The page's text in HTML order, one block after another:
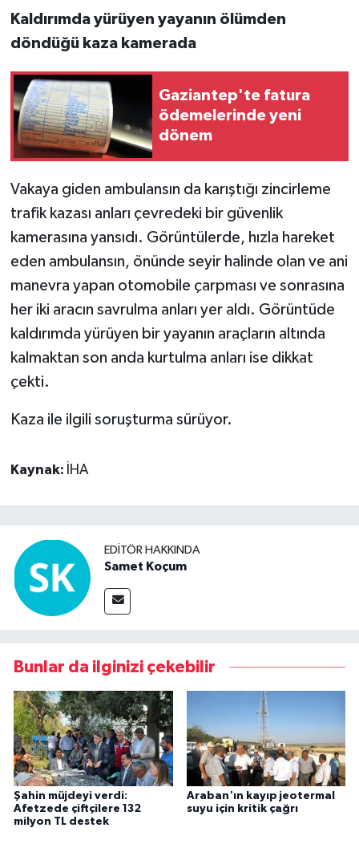
Kaldırımda yürüyen yayanın ölümden
döndüğü kaza kamerada
Gaziantep'te fatura
ödemelerinde yeni
dönem
Vakaya giden ambulansın da karıştığı zincirleme
trafik kazası anları çevredeki bir güvenlik
kamerasına yansıdı. Görüntülerde, hızla hareket
eden ambulansın, önünde seyir halinde olan ve ani
manevra yapan otomobile çarpması ve sonrasına
her iki aracın savrulma anları yer aldı. Görüntüde
kaldırımda yürüyen bir yayanın araçların altında
kalmaktan son anda kurtulma anları ise dikkat
çekti.
Kaza ile ilgili soruşturma sürüyor.
Kaynak: İHA
EDITÖR HAKKINDA
Samet Koçum
Bunlar da ilginizi çekebilir
Şahin müjdeyi verdi:
Afetzede çiftçilere 132
milyon TL destek
Araban'ın kayıp jeotermal
suyu için kritik çağrı